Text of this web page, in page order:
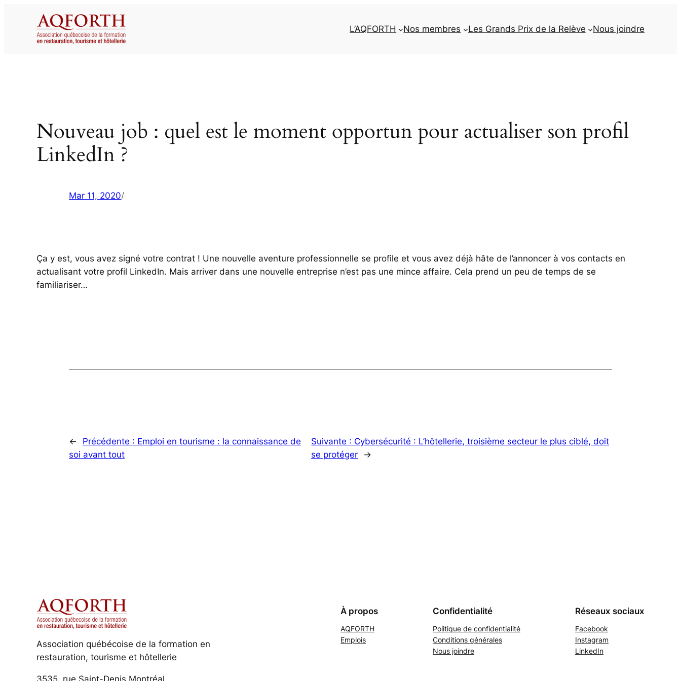
L’AQFORTH Nos membres Les Grands Prix de la Relève Nous joindre
Nouveau job : quel est le moment opportun pour actualiser son profil
LinkedIn ?
Mar 11, 2020/
Ça y est, vous avez signé votre contrat ! Une nouvelle aventure professionnelle se profile et vous avez déjà hâte de l’annoncer à vos contacts en
actualisant votre profil LinkedIn. Mais arriver dans une nouvelle entreprise n’est pas une mince affaire. Cela prend un peu de temps de se
familiariser…
← Précédente : Emploi en tourisme : la connaissance de
soi avant tout
Suivante : Cybersécurité : L’hôtellerie, troisième secteur le plus ciblé, doit
se protéger
→
Association québécoise de la formation en
restauration, tourisme et hôtellerie
3535, rue Saint-Denis Montréal
À propos
AQFORTH
Emplois
Confidentialité
Politique de confidentialité
Conditions générales
Nous joindre
Réseaux sociaux
Facebook
Instagram
LinkedIn